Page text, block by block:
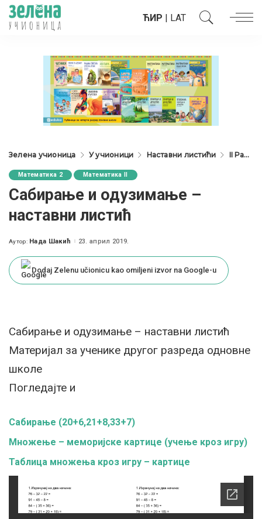
ЋИР | LAT
Зелена учионица У учионици Наставни листићи II Разред
Математика 2 Математика II
Сабирање и одузимање –
наставни листић
Posted
Аутор: Нада Шакић 23. април 2019.
Dodaj Zelenu učionicu kao omiljeni izvor na Google-u
Сабирање и одузимање – наставни листић
Материјал за ученике другог разреда одновне
школе
Погледајте и
Сабирање ​​(20+6,​​21+8,​​33+7)
Mножење – меморијске картице (учење кроз игру)
Taблица множења кроз игру – картице